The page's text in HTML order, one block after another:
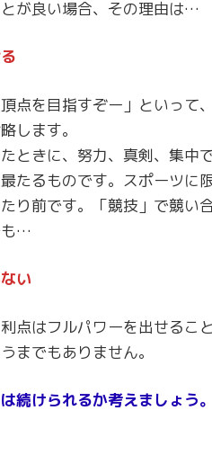
が良い場合、その理由は…
点を目指すぞー」といって
します。
ときに、努力、真剣、集中
たるものです。スポーツに
り前です。「競技」で競い
も…
い
点はフルパワーを出せるこ
までもありません。
続けられるか考えましょう